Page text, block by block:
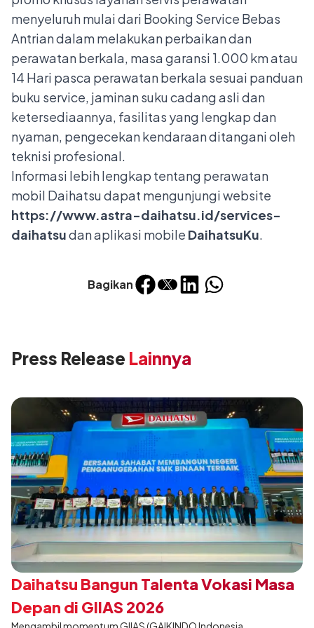
Bagikan
menyeluruh mulai dari Booking Service Bebas
Antrian dalam melakukan perbaikan dan
perawatan berkala, masa garansi 1.000 km atau
14 Hari pasca perawatan berkala sesuai panduan
buku service, jaminan suku cadang asli dan
ketersediaannya, fasilitas yang lengkap dan
nyaman, pengecekan kendaraan ditangani oleh
teknisi profesional.
Informasi lebih lengkap tentang perawatan
mobil Daihatsu dapat mengunjungi website
https://www.astra-daihatsu.id/services-
daihatsudan aplikasi mobile DaihatsuKu.
Press Release Lainnya
Daihatsu Bangun Talenta Vokasi Masa
Depan di GIIAS 2026